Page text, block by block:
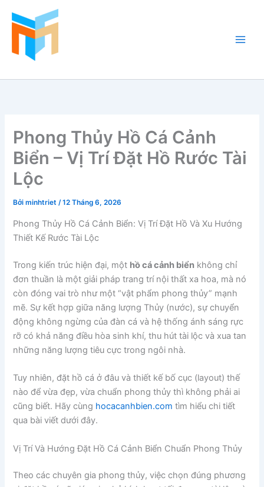
Phong Thủy Hồ Cá Cảnh
Biển – Vị Trí Đặt Hồ Rước Tài
Lộc
Bởiminhtriet/12 Tháng 6, 2026
Phong Thủy Hồ Cá Cảnh Biển: Vị Trí Đặt Hồ Và Xu Hướng
Thiết Kế Rước Tài Lộc
Trong kiến trúc hiện đại, một hồ cá cảnh biển không chỉ
đơn thuần là một giải pháp trang trí nội thất xa hoa, mà nó
còn đóng vai trò như một “vật phẩm phong thủy” mạnh
mẽ. Sự kết hợp giữa năng lượng Thủy (nước), sự chuyển
động không ngừng của đàn cá và hệ thống ánh sáng rực
rỡ có khả năng điều hòa sinh khí, thu hút tài lộc và xua tan
những năng lượng tiêu cực trong ngôi nhà.
Tuy nhiên, đặt hồ cá ở đâu và thiết kế bố cục (layout) thế
nào để vừa đẹp, vừa chuẩn phong thủy thì không phải ai
cũng biết. Hãy cùng hocacanhbien.com tìm hiểu chi tiết
qua bài viết dưới đây.
Vị Trí Và Hướng Đặt Hồ Cá Cảnh Biển Chuẩn Phong Thủy
Theo các chuyên gia phong thủy, việc chọn đúng phương